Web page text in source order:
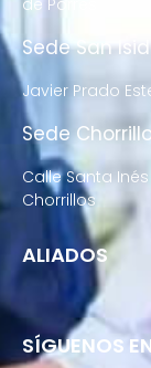
Sede San
Javier Prado
Sede
Calle Santa Inés
Chorrillos
ALIADOS
SÍGUENOS